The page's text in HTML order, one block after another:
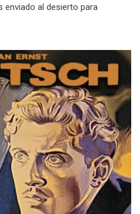
enviado al desierto para